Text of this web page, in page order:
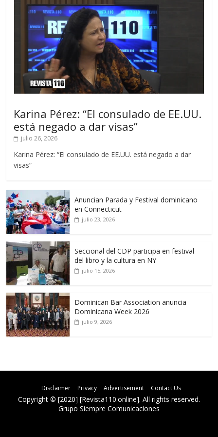
Karina Pérez: “El consulado de EE.UU.
está negado a dar visas”
julio 26, 2026
Karina Pérez: “El consulado de EE.UU. está negado a dar
visas”
Anuncian Parada y Festival dominicano
en Connecticut
julio 23, 2026
Seccional del CDP participa en festival
del libro y la cultura en NY
julio 15, 2026
Dominican Bar Association anuncia
Dominicana Week 2026
julio 9, 2026
Disclaimer Privacy Advertisement Contact Us
Copyright © [2020] [Revista110.online]. All rights reserved.
Grupo Siempre Comunicaciones